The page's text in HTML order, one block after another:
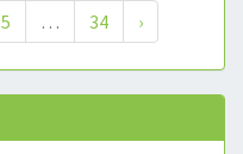
5 … 34 ›